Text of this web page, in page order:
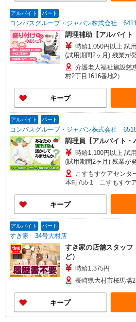
アルバイト パート
コンパスグループ・ジャパン株式会社
調理補助【アルバイト
時給1,050円以上 試用期間中 時給1,050円以上
(試用期間2ヶ月) 残業が発生した場合、残業代を1
分単位で別途支給します
介護老人福祉施設
村2丁目1616番地2）
キープ
アルバイト パート
コンパスグループ・ジャパン株式会社
調理員【アルバイト・
時給1,100円以上 試用期間中 時給1,100円以上
(試用期間2ヶ月) 残業が発生した場合、残業代を1
分単位で別途支給します
こすもすケアセン
本町755-1 こすもすケア
キープ
アルバイト パート
すき家 34号大村店
すき家の店舗スタッフ
ど）
時給1,375円
長崎県大村市桜馬場
キープ